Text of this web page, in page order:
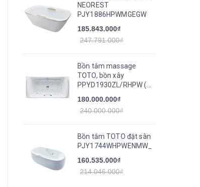
NEOREST
PJY1886HPWMGEGW
185.843.000₫
247.791.000₫
Bồn tắm massage
TOTO, bồn xây
PPYD1930ZL/RHPW (...
180.000.000₫
240.000.000₫
Bồn tắm TOTO đặt sàn
PJY1744WHPWENMW_TVBF412
160.535.000₫
214.046.000₫